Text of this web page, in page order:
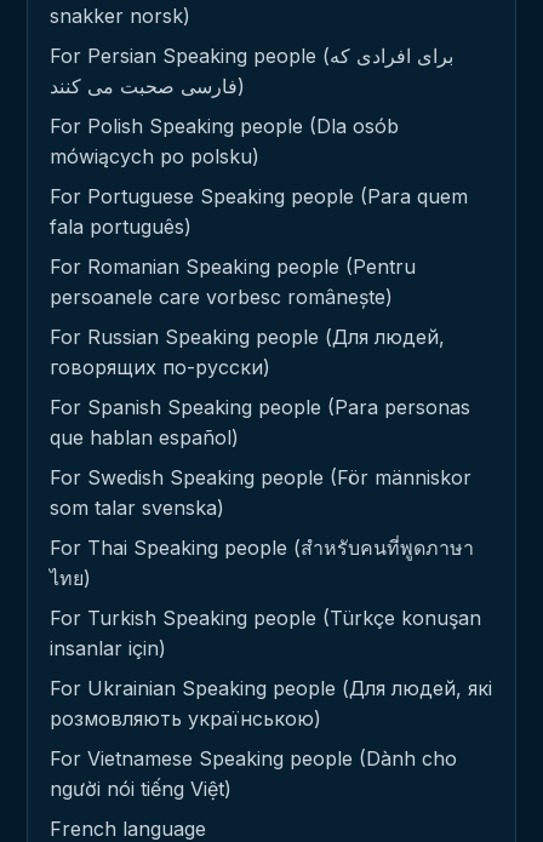
snakker norsk)
For Persian Speaking people (برای افرادی که
فارسی صحبت می کنند)
For Polish Speaking people (Dla osób
mówiących po polsku)
For Portuguese Speaking people (Para quem
fala português)
For Romanian Speaking people (Pentru
persoanele care vorbesc românește)
For Russian Speaking people (Для людей,
говорящих по-русски)
For Spanish Speaking people (Para personas
que hablan español)
For Swedish Speaking people (För människor
som talar svenska)
For Thai Speaking people (สำหรับคนที่พูดภาษา
ไทย)
For Turkish Speaking people (Türkçe konuşan
insanlar için)
For Ukrainian Speaking people (Для людей, які
розмовляють українською)
For Vietnamese Speaking people (Dành cho
người nói tiếng Việt)
French language